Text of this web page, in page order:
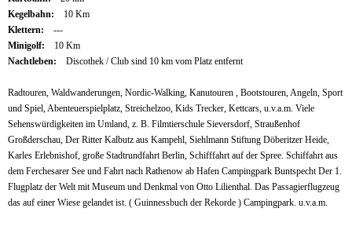
Kegelbahn:
10 Km
Klettern:
---
Minigolf:
10 Km
Nachtleben:
Discothek / Club sind 10 km vom Platz entfernt
Radtouren, Waldwanderungen, Nordic-Walking, Kanutouren , Bootstouren, Angeln, Sport
und Spiel, Abenteuerspielplatz, Streichelzoo, Kids Trecker, Kettcars, u.v.a.m. Viele
Sehenswürdigkeiten im Umland, z. B. Filmtierschule Sieversdorf, Straußenhof
Großderschau, Der Ritter Kalbutz aus Kampehl, Siehlmann Stiftung Döberitzer Heide,
Karles Erlebnishof, große Stadtrundfahrt Berlin, Schifffahrt auf der Spree. Schiffahrt aus
dem Ferchesarer See und Fahrt nach Rathenow ab Hafen Campingpark Buntspecht Der 1.
Flugplatz der Welt mit Museum und Denkmal von Otto Lilienthal. Das Passagierflugzeug
das auf einer Wiese gelandet ist. ( Guinnessbuch der Rekorde ) Campingpark. u.v.a.m.